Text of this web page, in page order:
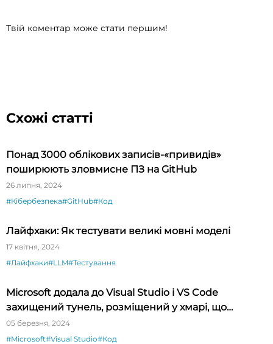
Твій коментар може стати першим!
Схожі статті
Понад 3000 облікових записів-«привидів»
поширюють зловмисне ПЗ на GitHub
26 липня, 2024
#Кібербезпека#GitHub#Код
Лайфхаки: Як тестувати великі мовні моделі
17 квітня, 2024
#Лайфхаки#LLM#Тестування
Microsoft додала до Visual Studio і VS Code
захищений тунель, розміщений у хмарі, що
спрощує тестування API
05 березня, 2024
#Microsoft#Visual Studio#Код